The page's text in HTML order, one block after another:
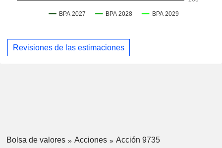
Revisiones de las estimaciones
Bolsa de valores Acciones Acción 9735